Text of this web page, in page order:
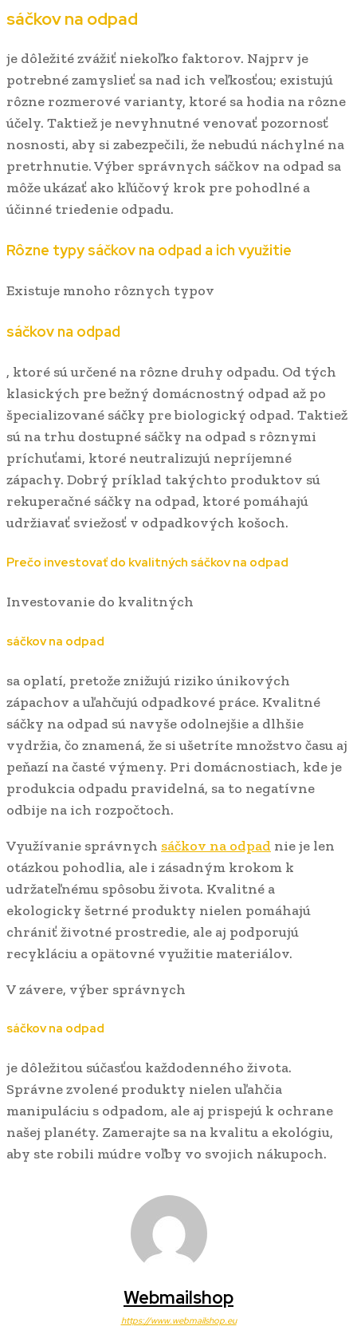
sáčkov na odpad
je dôležité zvážiť niekoľko faktorov. Najprv je
potrebné zamyslieť sa nad ich veľkosťou; existujú
rôzne rozmerové varianty, ktoré sa hodia na rôzne
účely. Taktiež je nevyhnutné venovať pozornosť
nosnosti, aby si zabezpečili, že nebudú náchylné na
pretrhnutie. Výber správnych sáčkov na odpad sa
môže ukázať ako kľúčový krok pre pohodlné a
účinné triedenie odpadu.
Rôzne typy sáčkov na odpad a ich využitie
Existuje mnoho rôznych typov
sáčkov na odpad
, ktoré sú určené na rôzne druhy odpadu. Od tých
klasických pre bežný domácnostný odpad až po
špecializované sáčky pre biologický odpad. Taktiež
sú na trhu dostupné sáčky na odpad s rôznymi
príchuťami, ktoré neutralizujú nepríjemné
zápachy. Dobrý príklad takýchto produktov sú
rekuperačné sáčky na odpad, ktoré pomáhajú
udržiavať sviežosť v odpadkových košoch.
Prečo investovať do kvalitných sáčkov na odpad
Investovanie do kvalitných
sáčkov na odpad
sa oplatí, pretože znižujú riziko únikových
zápachov a uľahčujú odpadkové práce. Kvalitné
sáčky na odpad sú navyše odolnejšie a dlhšie
vydržia, čo znamená, že si ušetríte množstvo času aj
peňazí na časté výmeny. Pri domácnostiach, kde je
produkcia odpadu pravidelná, sa to negatívne
odbije na ich rozpočtoch.
Využívanie správnych sáčkov na odpad nie je len
otázkou pohodlia, ale i zásadným krokom k
udržateľnému spôsobu života. Kvalitné a
ekologicky šetrné produkty nielen pomáhajú
chrániť životné prostredie, ale aj podporujú
recykláciu a opätovné využitie materiálov.
V závere, výber správnych
sáčkov na odpad
je dôležitou súčasťou každodenného života.
Správne zvolené produkty nielen uľahčia
manipuláciu s odpadom, ale aj prispejú k ochrane
našej planéty. Zamerajte sa na kvalitu a ekológiu,
aby ste robili múdre voľby vo svojich nákupoch.
Webmailshop
https://www.webmailshop.eu